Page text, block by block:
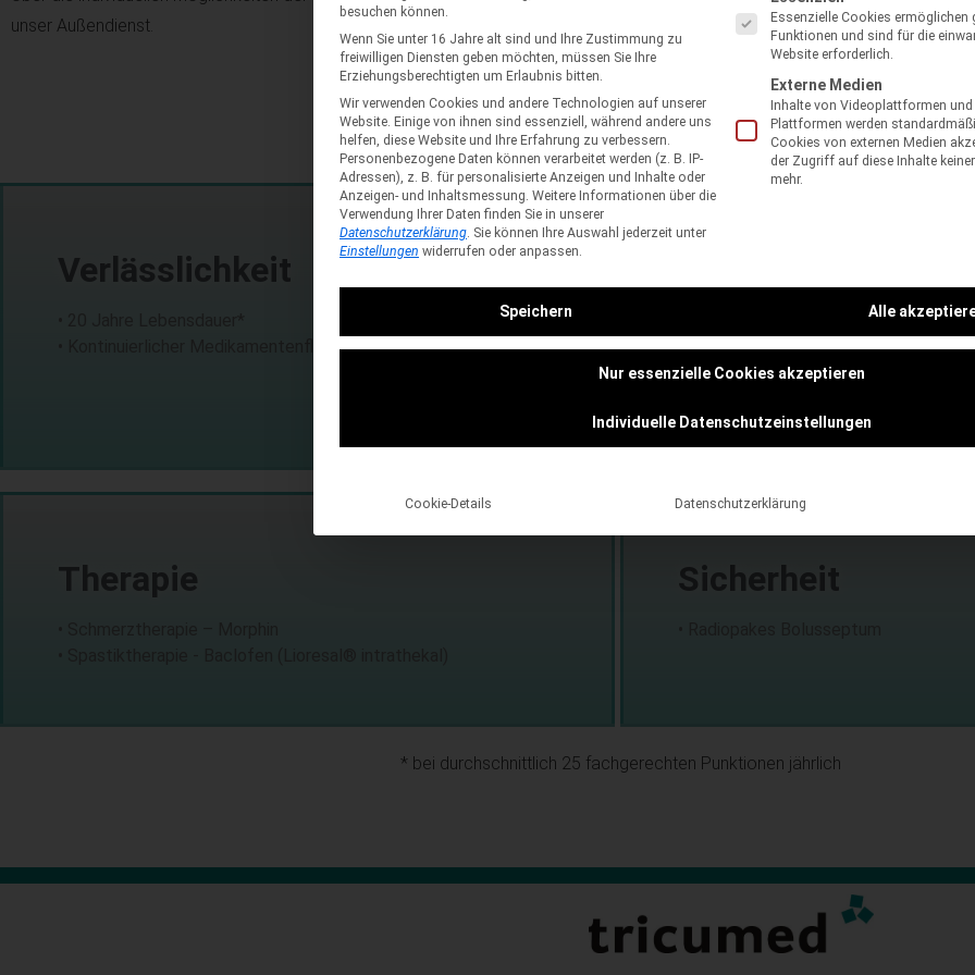
unser Außendienst.
Vorteile
Verlässlichkeit
• Variantenvielfalt
• An die Anatomie angepasstes
Therapie Sicherheit
* bei durchschnittlich 25 fachgerechten Punktionen jährlich
besuchen können.
Wenn Sie unter 16 Jahre alt sind und Ihre Zustimmung zu
freiwilligen Diensten geben möchten, müssen Sie Ihre
Erziehungsberechtigten um Erlaubnis bitten.
Wir verwenden Cookies und andere Technologien auf unserer
Website. Einige von ihnen sind essenziell, während andere uns
helfen, diese Website und Ihre Erfahrung zu verbessern.
Personenbezogene Daten können verarbeitet werden (z. B. IP-
Adressen), z. B. für personalisierte Anzeigen und Inhalte oder
Anzeigen- und Inhaltsmessung. Weitere Informationen über die
Verwendung Ihrer Daten finden Sie in unserer
Datenschutzerklärung. Sie können Ihre Auswahl jederzeit unter
Einstellungen widerrufen oder anpassen.
Essenzielle Cookies ermöglichen
Funktionen und sind für die
Website erforderlich.
Externe Medien
Inhalte von Videoplattformen und
Plattformen werden
Cookies von externen Medien
der Zugriff auf diese Inhalte
mehr.
Speichern Alle
Nur essenzielle Cookies akzeptieren
Individuelle Datenschutzeinstellungen
Cookie-Details Datenschutzerklärung